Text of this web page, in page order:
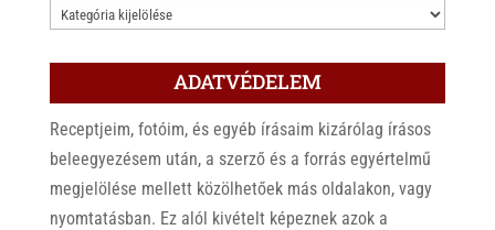
KATEGÓRIÁK
ADATVÉDELEM
Receptjeim, fotóim, és egyéb írásaim kizárólag írásos
beleegyezésem után, a szerző és a forrás egyértelmű
megjelölése mellett közölhetőek más oldalakon, vagy
nyomtatásban. Ez alól kivételt képeznek azok a